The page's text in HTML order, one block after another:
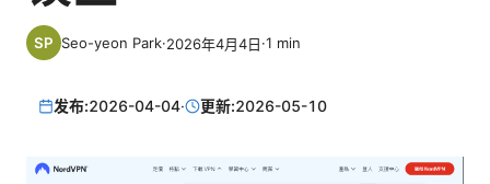
Seo-yeon Park·2026年4月4日·1 min
发布:2026-04-04· 更新:2026-05-10